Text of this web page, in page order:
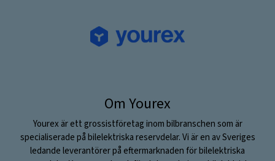
Om Yourex
Yourex är ett grossistföretag inom bilbranschen som är
specialiserade på bilelektriska reservdelar. Vi är en av Sveriges
ledande leverantörer på eftermarknaden för bilelektriska